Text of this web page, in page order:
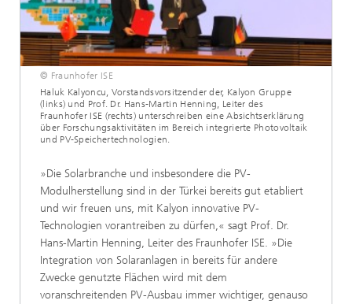
© Fraunhofer ISE
Haluk Kalyoncu, Vorstandsvorsitzender der, Kalyon Gruppe
(links) und Prof. Dr. Hans-Martin Henning, Leiter des
Fraunhofer ISE (rechts) unterschreiben eine Absichtserklärung
über Forschungsaktivitäten im Bereich integrierte Photovoltaik
und PV-Speichertechnologien.
»Die Solarbranche und insbesondere die PV-
Modulherstellung sind in der Türkei bereits gut etabliert
und wir freuen uns, mit Kalyon innovative PV-
Technologien vorantreiben zu dürfen,« sagt Prof. Dr.
Hans-Martin Henning, Leiter des Fraunhofer ISE. »Die
Integration von Solaranlagen in bereits für andere
Zwecke genutzte Flächen wird mit dem
voranschreitenden PV-Ausbau immer wichtiger, genauso